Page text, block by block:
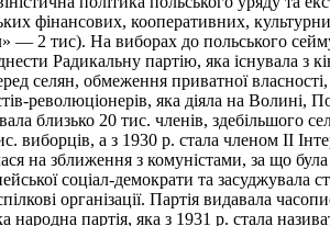
фінансових, кооперативних,
— 2 тис). На виборах до польського
Радикальну партію, яка існувала з
селян, обмеження приватної
революціонерів, яка діяла на
близько 20 тис. членів, здебільшого
виборців, а з 1930 р. стала членом II
на зближення з комуністами, за що
соціал-демократи та засуджувала
організації. Партія видавала
народна партія, яка з 1931 р. стала